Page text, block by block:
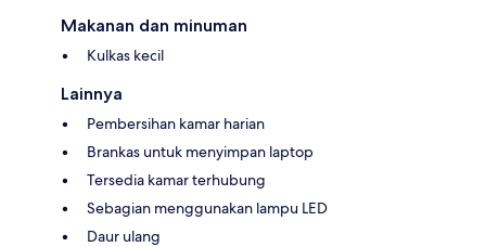
Makanan dan minuman
Kulkas kecil
Lainnya
Pembersihan kamar harian
Brankas untuk menyimpan laptop
Tersedia kamar terhubung
Sebagian menggunakan lampu LED
Daur ulang